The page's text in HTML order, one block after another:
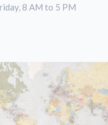
8 AM to 5 PM